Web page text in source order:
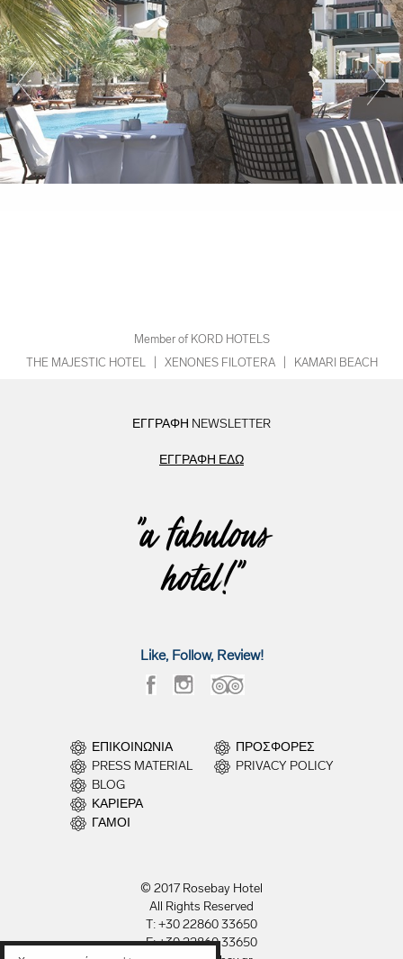
Member of KORD HOTELS
THE MAJESTIC HOTEL
XENONES FILOTERA KAMARI BEACH
ΕΓΓΡΑΦΗ NEWSLETTER
ΕΓΓΡΑΦΗ ΕΔΩ
"a fabulous
hotel!"
Like, Follow, Review!
ΕΠΙΚΟΙΝΩΝΙΑ
PRESS MATERIAL
BLOG
ΚΑΡΙΕΡΑ
ΓΑΜΟΙ
ΠΡΟΣΦΟΡΕΣ
PRIVACY POLICY
© 2017 Rosebay Hotel
All Rights Reserved
T: +30 22860 33650
F: +30 22860 33650